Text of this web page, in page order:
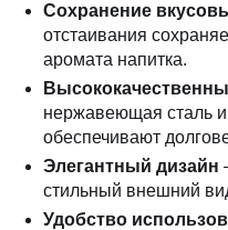
Сохранение
отстаивания
аромата напитка.
нержавеющая сталь
обеспечивают
Элегантный дизайн
стильный внешний
Удобство